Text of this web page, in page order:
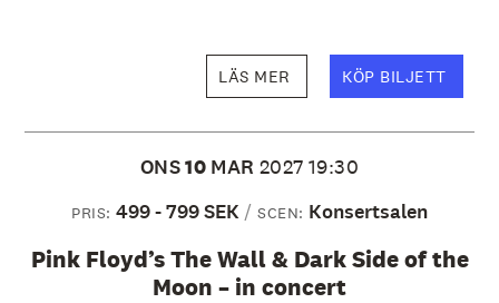
KÖP BILJETT
LÄS MER
ONS10 MAR 2027 19:30
PRIS: 499 - 799 SEK SCEN: Konsertsalen
Pink Floyd’s The Wall & Dark Side of the
Moon – in concert